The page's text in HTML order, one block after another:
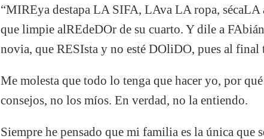
“MIREya destapa LA SIFA, LAva LA ropa,
que limpie alREdeDOr de su cuarto. Y dile a
novia, que RESIsta y no esté DOliDO, pues al final
Me molesta que todo lo tenga que hacer yo, por
consejos, no los míos. En verdad, no la entiendo.
Siempre he pensado que mi familia es la única que